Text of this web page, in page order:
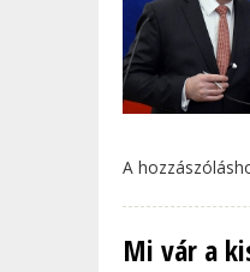
A
Mi vár a